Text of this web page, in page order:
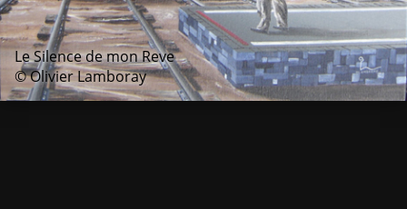
Le Silence de mon Reve
© Olivier Lamboray